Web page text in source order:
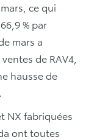
ce qui
% par
mars a
de RAV4,
hausse de
NX fabriquées
ont toutes